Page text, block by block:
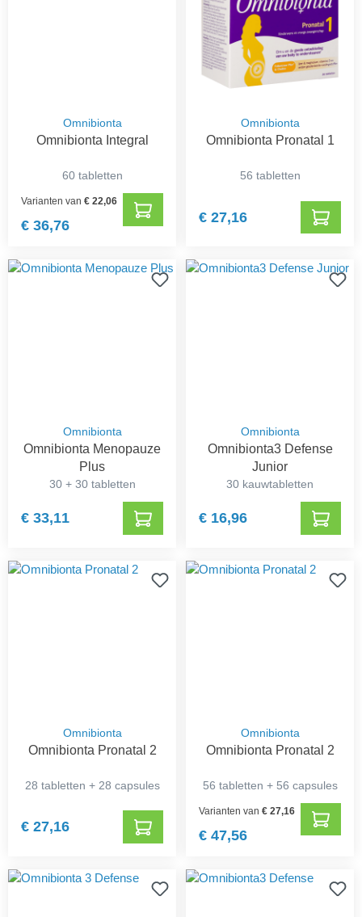
Omnibionta
Omnibionta Integral
60 tabletten
Varianten van€ 22,06
€ 36,76
Omnibionta
Omnibionta Pronatal 1
56 tabletten
€ 27,16
Omnibionta
Omnibionta Menopauze
Plus
30 + 30 tabletten
€ 33,11
Omnibionta
Omnibionta3 Defense
Junior
30 kauwtabletten
€ 16,96
Omnibionta
Omnibionta Pronatal 2
28 tabletten + 28 capsules
€ 27,16
Omnibionta
Omnibionta Pronatal 2
56 tabletten + 56 capsules
Varianten van€ 27,16
€ 47,56